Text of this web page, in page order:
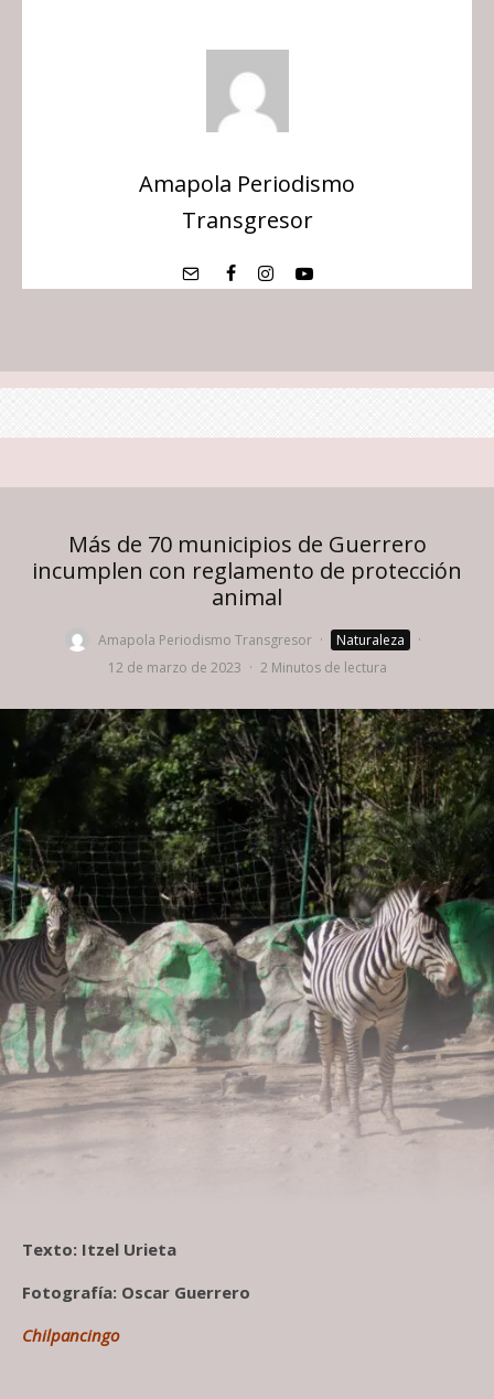
Amapola Periodismo
Transgresor
Más de 70 municipios de Guerrero
incumplen con reglamento de protección
animal
Amapola Periodismo Transgresor · Naturaleza
·
12 de marzo de 2023 · 2 Minutos de lectura
Texto: Itzel Urieta
Fotografía: Oscar Guerrero
Chilpancingo